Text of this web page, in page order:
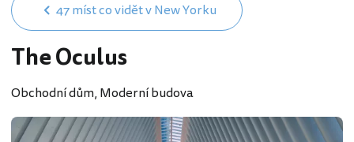
47 míst co vidět v New Yorku
The Oculus
Obchodní dům, Moderní budova